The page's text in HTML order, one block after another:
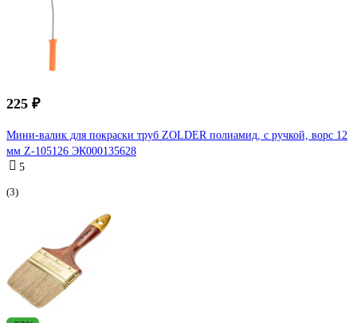
225 ₽
Мини-валик для покраски труб ZOLDER полиамид, с ручкой, ворс 12
мм Z-105126 ЭК000135628
5
(3)